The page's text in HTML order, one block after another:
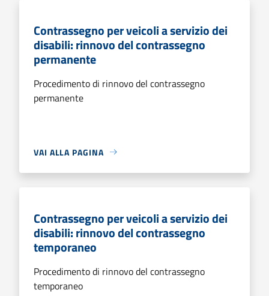
Contrassegno per veicoli a servizio dei
disabili: rinnovo del contrassegno
permanente
Procedimento di rinnovo del contrassegno
permanente
VAI ALLA PAGINA
Contrassegno per veicoli a servizio dei
disabili: rinnovo del contrassegno
temporaneo
Procedimento di rinnovo del contrassegno
temporaneo